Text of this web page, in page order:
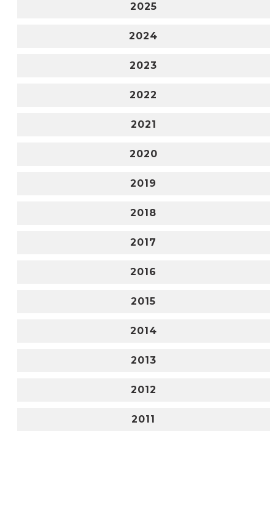
2025
2024
2023
2022
2021
2020
2019
2018
2017
2016
2015
2014
2013
2012
2011